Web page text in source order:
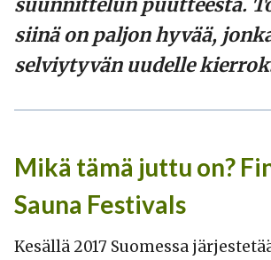
suunnittelun puutteesta.
siinä on paljon hyvää,
selviytyvän uudelle
Mikä tämä juttu on?
Sauna Festivals
Kesällä 2017 Suomessa